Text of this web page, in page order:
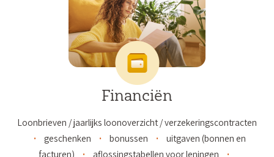
Financiën
Loonbrieven / jaarlijks loonoverzicht / verzekeringscontracten
geschenken
bonussen
uitgaven (bonnen en
facturen)
aflossingstabellen voor leningen